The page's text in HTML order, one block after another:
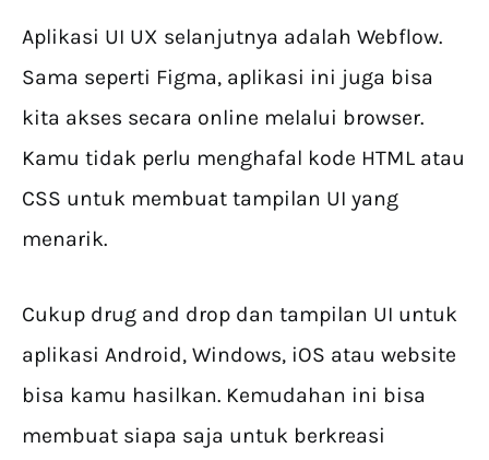
Aplikasi UI UX selanjutnya adalah Webflow.
Sama seperti Figma, aplikasi ini juga bisa
kita akses secara online melalui browser.
Kamu tidak perlu menghafal kode HTML atau
CSS untuk membuat tampilan UI yang
menarik.
Cukup drug and drop dan tampilan UI untuk
aplikasi Android, Windows, iOS atau website
bisa kamu hasilkan. Kemudahan ini bisa
membuat siapa saja untuk berkreasi